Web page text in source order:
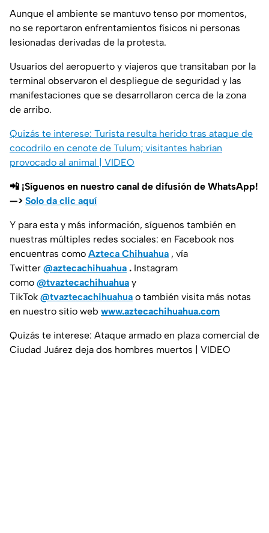
Aunque el ambiente se mantuvo tenso por momentos,
no se reportaron enfrentamientos físicos ni personas
lesionadas derivadas de la protesta.
Usuarios del aeropuerto y viajeros que transitaban por la
terminal observaron el despliegue de seguridad y las
manifestaciones que se desarrollaron cerca de la zona
de arribo.
Quizás te interese: Turista resulta herido tras ataque de
cocodrilo en cenote de Tulum; visitantes habrían
provocado al animal | VIDEO
📲 ¡Síguenos en nuestro canal de difusión de WhatsApp!
—> Solo da clic aquí
Y para esta y más información, síguenos también en
nuestras múltiples redes sociales: en Facebook nos
encuentras como Azteca Chihuahua , vía
Twitter @aztecachihuahua . Instagram
como @tvaztecachihuahua y
TikTok @tvaztecachihuahua o también visita más notas
en nuestro sitio web www.aztecachihuahua.com
Quizás te interese: Ataque armado en plaza comercial de
Ciudad Juárez deja dos hombres muertos | VIDEO